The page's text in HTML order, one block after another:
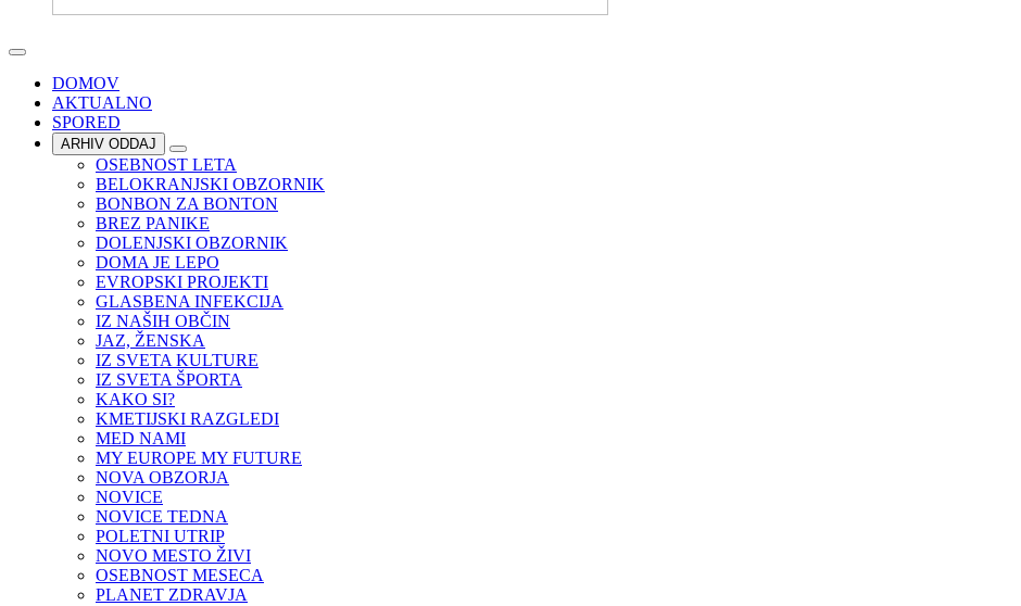
DOMOV
AKTUALNO
SPORED
ARHIV ODDAJ
OSEBNOST LETA
BELOKRANJSKI OBZORNIK
BONBON ZA BONTON
BREZ PANIKE
DOLENJSKI OBZORNIK
DOMA JE LEPO
EVROPSKI PROJEKTI
GLASBENA INFEKCIJA
IZ NAŠIH OBČIN
JAZ, ŽENSKA
IZ SVETA KULTURE
IZ SVETA ŠPORTA
KAKO SI?
KMETIJSKI RAZGLEDI
MED NAMI
MY EUROPE MY FUTURE
NOVA OBZORJA
NOVICE
NOVICE TEDNA
POLETNI UTRIP
NOVO MESTO ŽIVI
OSEBNOST MESECA
PLANET ZDRAVJA